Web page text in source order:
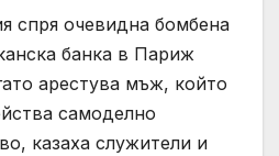
спря очевидна бомбена
банка в Париж
арестува мъж, който
самоделно
казаха служители и